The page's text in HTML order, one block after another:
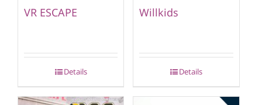
VR ESCAPE
Details
Willkids
Details